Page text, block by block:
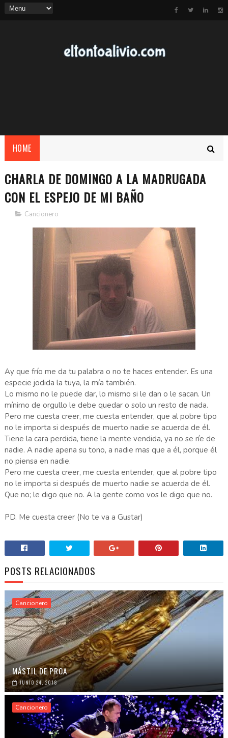
HOME
CHARLA DE DOMINGO A LA MADRUGADA
CON EL ESPEJO DE MI BAÑO
Cancionero
Ay que frío me da tu palabra o no te haces entender. Es una
especie jodida la tuya, la mía también.
Lo mismo no le puede dar, lo mismo si le dan o le sacan. Un
mínimo de orgullo le debe quedar o solo un resto de nada.
Pero me cuesta creer, me cuesta entender, que al pobre tipo
no le importa si después de muerto nadie se acuerda de él.
Tiene la cara perdida, tiene la mente vendida, ya no se ríe de
nadie. A nadie apena su tono, a nadie mas que a él, porque él
no piensa en nadie.
Pero me cuesta creer, me cuesta entender, que al pobre tipo
no le importa si después de muerto nadie se acuerda de él.
Que no; le digo que no. A la gente como vos le digo que no.
PD. Me cuesta creer (No te va a Gustar)
POSTS RELACIONADOS
Cancionero
MÁSTIL DE PROA
JUNIO 24, 2018
Cancionero